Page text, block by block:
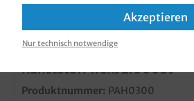
Kunststoff weiß 2.000St
Produktnummer: PAH0300
Akzeptieren
Nur technisch notwendige